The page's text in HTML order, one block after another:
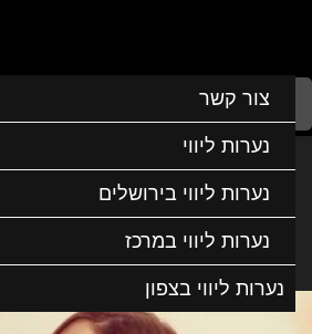
צור קשר
נערות ליווי
נערות ליווי בירושלים
נערות ליווי במרכז
נערות ליווי בצפון
Home
אנסטסיה מדליקה
אנסטסיה מדליקה